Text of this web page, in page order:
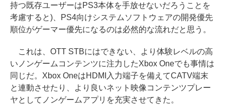
持つ既存ユーザーはPS3本体を手放せないだろうことを
考慮すると)、PS4向けシステムソフトウェアの開発優先
順位がゲーマー優先になるのは必然的な流れだと思う。
これは、OTT STBにはできない、より体験レベルの高
いノンゲームコンテンツに注力したXbox Oneでも事情は
同じだ。Xbox OneはHDMI入力端子を備えてCATV端末
と連動させたり、より良いネット映像コンテンツプレー
ヤとしてノンゲームアプリを充実させてきた。